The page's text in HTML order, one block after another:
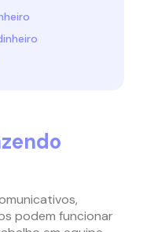
podem funcionar